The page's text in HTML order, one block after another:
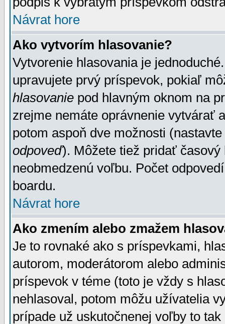
Návrat hore
Ako vytvorím hlasovanie?
Vytvorenie hlasovania je
upravujete prvý príspevok, pokiaľ
hlasovanie pod hlavným oknom na
zrejme nemáte oprávnenie vytvárať
potom aspoň dve možnosti
odpoveď). Môžete tiež pridať
neobmedzenú voľbu. Počet
boardu.
Návrat hore
Ako zmením alebo zmažem
Je to rovnaké ako s príspevkami,
autorom, moderátorom alebo
príspevok v téme (toto je vždy s
nehlasoval, potom môžu užívatelia
prípade už uskutočnenej voľby to